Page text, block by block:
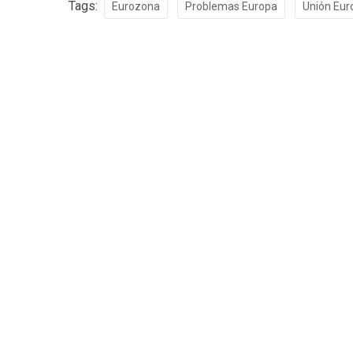
Tags: Eurozona Problemas Europa Unión